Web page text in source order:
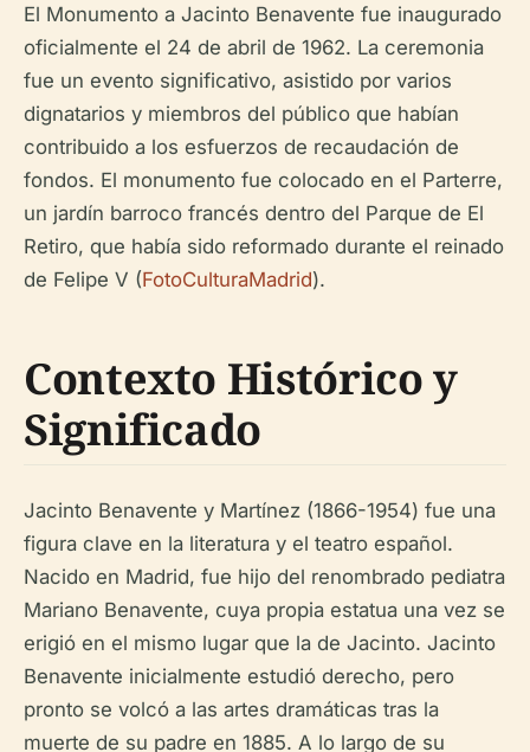
El Monumento a Jacinto Benavente fue inaugurado
oficialmente el 24 de abril de 1962. La ceremonia
fue un evento significativo, asistido por varios
dignatarios y miembros del público que habían
contribuido a los esfuerzos de recaudación de
fondos. El monumento fue colocado en el Parterre,
un jardín barroco francés dentro del Parque de El
Retiro, que había sido reformado durante el reinado
de Felipe V (FotoCulturaMadrid).
Contexto Histórico y
Significado
Jacinto Benavente y Martínez (1866-1954) fue una
figura clave en la literatura y el teatro español.
Nacido en Madrid, fue hijo del renombrado pediatra
Mariano Benavente, cuya propia estatua una vez se
erigió en el mismo lugar que la de Jacinto. Jacinto
Benavente inicialmente estudió derecho, pero
pronto se volcó a las artes dramáticas tras la
muerte de su padre en 1885. A lo largo de su